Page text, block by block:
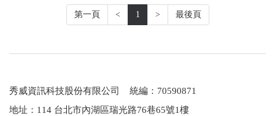
第一頁 < 1 > 最後頁
秀威資訊科技股份有限公司 統編：70590871
地址：114 台北市內湖區瑞光路76巷65號1樓